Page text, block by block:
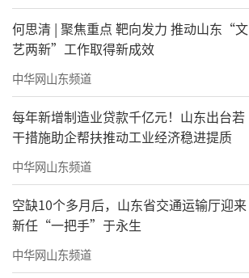
何思清 | 聚焦重点 靶向发力 推动山东“文
艺两新”工作取得新成效
中华网山东频道
每年新增制造业贷款千亿元！山东出台若
干措施助企帮扶推动工业经济稳进提质
中华网山东频道
空缺10个多月后，山东省交通运输厅迎来
新任“一把手”于永生
中华网山东频道